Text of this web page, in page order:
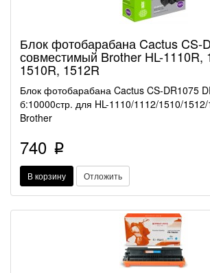
Блок фотобарабана Cactus CS-
совместимый Brother HL-1110R,
1510R, 1512R
Блок фотобарабана Cactus CS-DR1075
б:10000стр. для HL-1110/1112/1510/
Brother
740 p
В корзину Отложить